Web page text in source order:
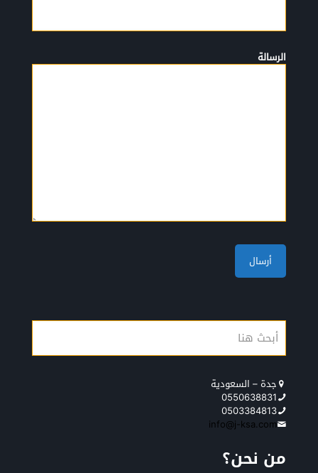
الرسالة
جدة – السعودية
0550638831
0503384813
info@j-ksa.com
من نحن؟